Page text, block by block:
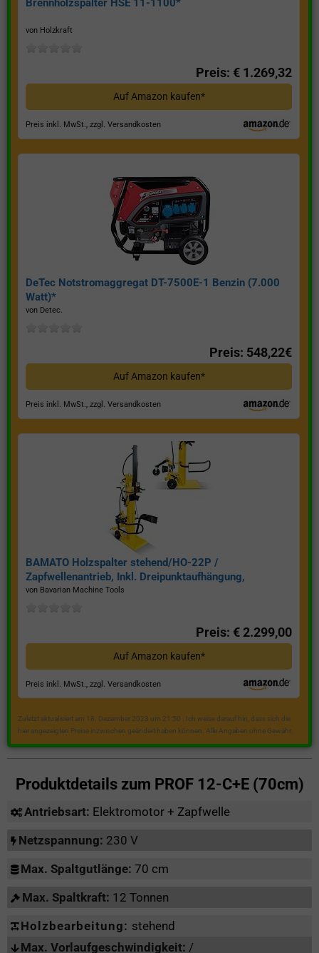
Brennholzspalter HSE 11-1100*
von Holzkraft
Preis: € 1.269,32
Auf Amazon kaufen*
Preis inkl. MwSt., zzgl. Versandkosten
DeTec Notstromaggregat DT-7500E-1 Benzin (7.000
Watt)*
von Detec.
Preis: 548,22€
Auf Amazon kaufen*
Preis inkl. MwSt., zzgl. Versandkosten
BAMATO Holzspalter stehend/HO-22P /
Zapfwellenantrieb, Inkl. Dreipunktaufhängung,
Spaltkraft 22 Tonnen*
von Bavarian Machine Tools
Preis: € 2.299,00
Auf Amazon kaufen*
Preis inkl. MwSt., zzgl. Versandkosten
Zuletzt aktualisiert am 18. Dezember 2023 um 21:50 . Ich weise darauf hin, dass sich die
hier angezeigten Preise inzwischen geändert haben können. Alle Angaben ohne Gewähr.
Produktdetails zum PROF 12-C+E (70cm)
Antriebsart: Elektromotor + Zapfwelle
Netzspannung: 230 V
Max. Spaltgutlänge: 70 cm
Max. Spaltkraft: 12 Tonnen
Holzbearbeitung: stehend
Max. Vorlaufgeschwindigkeit: /